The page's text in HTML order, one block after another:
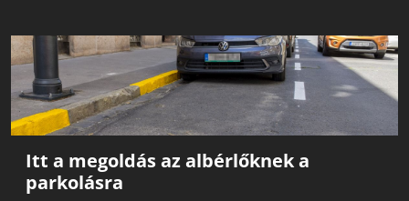
Itt a megoldás az albérlőknek a
parkolásra